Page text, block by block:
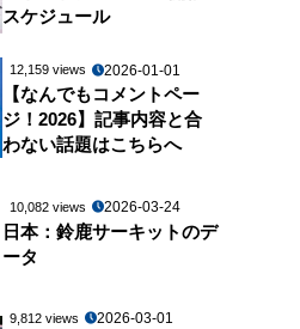
スケジュール
12,159 views 2026-01-01
【なんでもコメントペー
ジ！2026】記事内容と合
わない話題はこちらへ
10,082 views 2026-03-24
日本：鈴鹿サーキットのデ
ータ
9,812 views 2026-03-01